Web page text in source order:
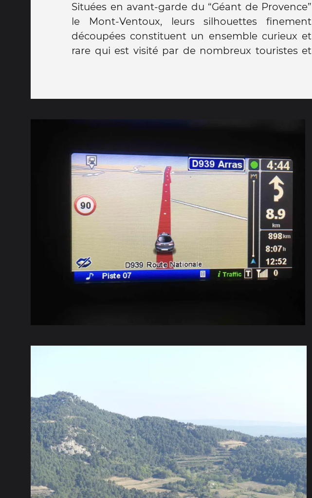
Situées en avant-garde du “Géant de Provence”
le Mont-Ventoux, leurs silhouettes finement
découpées constituent un ensemble curieux et
rare qui est visité par de nombreux touristes et